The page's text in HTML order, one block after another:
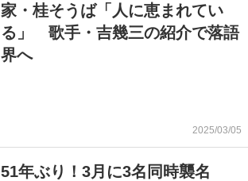
家・桂そうば「人に恵まれてい
る」 歌手・吉幾三の紹介で落語
界へ
2025/03/05
51年ぶり！3月に3名同時襲名